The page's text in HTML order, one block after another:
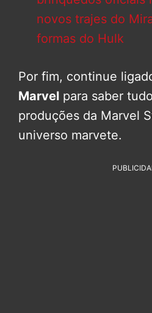
novos trajes do
formas do Hulk
Por fim, continue
Marvel para saber
produções da Marvel
universo marvete.